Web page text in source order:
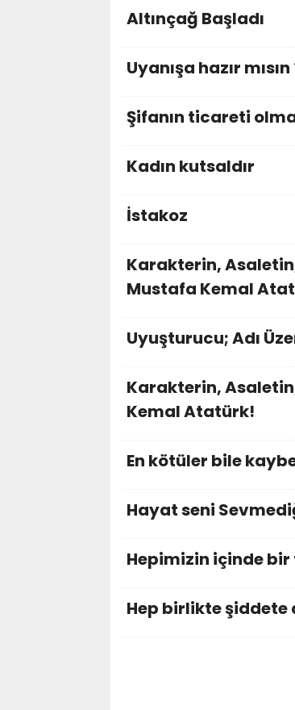
Altınçağ Başladı
Uyanışa hazır mısın
Şifanın ticareti
Kadın kutsaldır
İstakoz
Karakterin,
Mustafa Kemal
Uyuşturucu; Adı
Karakterin,
Kemal Atatürk!
En kötüler bile
Hayat seni
Hepimizin içinde
Hep birlikte şiddete